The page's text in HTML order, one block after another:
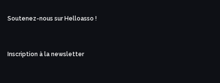
Soutenez-nous sur Helloasso !
Inscription à la newsletter